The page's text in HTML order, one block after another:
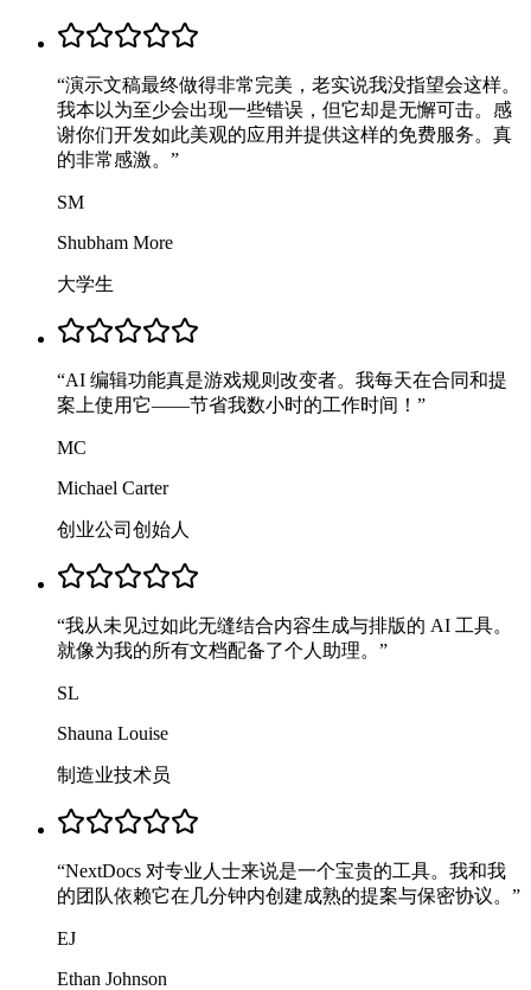
“演示文稿最终做得非常完美，老实说我没指望会这样。
我本以为至少会出现一些错误，但它却是无懈可击。感
谢你们开发如此美观的应用并提供这样的免费服务。真
的非常感激。 ”
SM
Shubham More
大学生
“AI 编辑功能真是游戏规则改变者。我每天在合同和提
案上使用它——节省我数小时的工作时间！ ”
MC
Michael Carter
创业公司创始人
“我从未见过如此无缝结合内容生成与排版的 AI 工具。
就像为我的所有文档配备了个人助理。 ”
SL
Shauna Louise
制造业技术员
“NextDocs 对专业人士来说是一个宝贵的工具。我和我
的团队依赖它在几分钟内创建成熟的提案与保密协议。 ”
EJ
Ethan Johnson